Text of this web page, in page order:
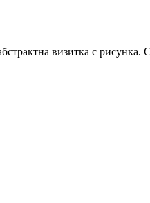
визитка с